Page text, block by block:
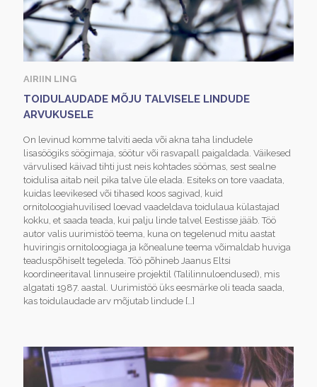
AIRIIN LING
TOIDULAUDADE MÕJU TALVISELE LINDUDE
ARVUKUSELE
On levinud komme talviti aeda või akna taha lindudele
lisasöögiks söögimaja, söötur või rasvapall paigaldada. Väikesed
värvulised käivad tihti just neis kohtades söömas, sest sealne
toidulisa aitab neil pika talve üle elada. Esiteks on tore vaadata,
kuidas leevikesed või tihased koos sagivad, kuid
ornitoloogiahuvilised loevad vaadeldava toidulaua külastajad
kokku, et saada teada, kui palju linde talvel Eestisse jääb. Töö
autor valis uurimistöö teema, kuna on tegelenud mitu aastat
huviringis ornitoloogiaga ja kõnealune teema võimaldab huviga
teaduspõhiselt tegeleda. Töö põhineb Jaanus Eltsi
koordineeritaval linnuseire projektil (Talilinnuloendused), mis
algatati 1987. aastal. Uurimistöö üks eesmärke oli teada saada,
kas toidulaudade arv mõjutab lindude […]